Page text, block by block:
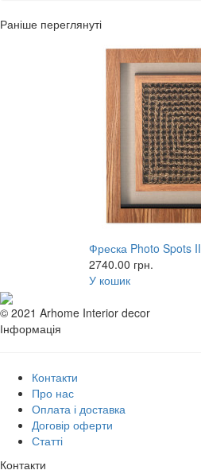
Раніше переглянуті
Фреска Photo Spots II
2740.00 грн.
У кошик
© 2021 Arhome Interior decor
Інформація
Контакти
Про нас
Оплата і доставка
Договір оферти
Статті
Контакти